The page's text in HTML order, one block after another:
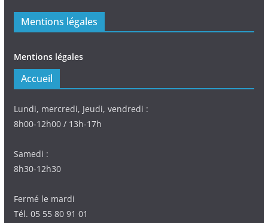
Mentions légales
Mentions légales
Accueil
Lundi, mercredi, Jeudi, vendredi :
8h00-12h00 / 13h-17h
Samedi :
8h30-12h30
Fermé le mardi
Tél. 05 55 80 91 01